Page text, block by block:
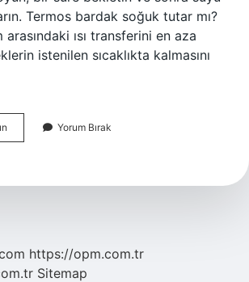
Termos bardak soğuk tutar mı?
ısı transferini en aza
istenilen sıcaklıkta kalmasını
Bardak
Yorum Bırak
https://opm.com.tr
Sitemap